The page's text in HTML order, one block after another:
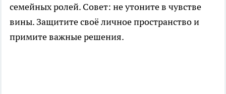
семейных ролей. Совет: не утоните в чувстве
вины. Защитите своё личное пространство и
примите важные решения.